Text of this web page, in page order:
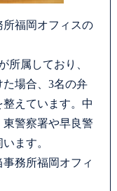
福岡オフィスの
所属しており、
場合、3名の弁
えています。中
警察署や早良警
ます。
務所福岡オフィ